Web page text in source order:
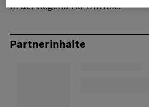
in der Gegend für Unruhe.
Partnerinhalte